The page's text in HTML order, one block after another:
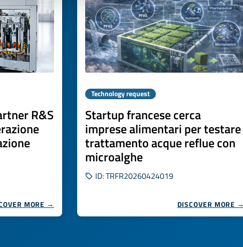
R&S
MORE →
Technology request
Startup francese cerca
imprese alimentari per testare
trattamento acque reflue con
microalghe
ID: TRFR20260424019
DISCOVER MORE →